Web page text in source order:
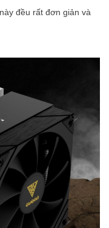
đều rất đơn giản và